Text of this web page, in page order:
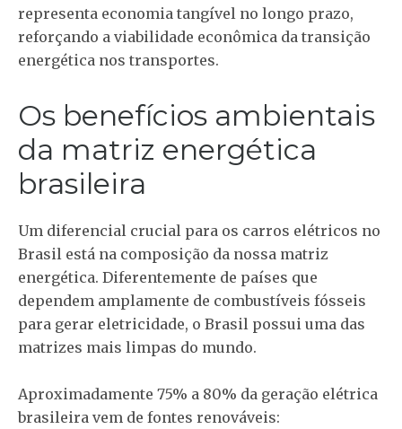
representa economia tangível no longo prazo,
reforçando a viabilidade econômica da transição
energética nos transportes.
Os benefícios ambientais
da matriz energética
brasileira
Um diferencial crucial para os carros elétricos no
Brasil está na composição da nossa matriz
energética. Diferentemente de países que
dependem amplamente de combustíveis fósseis
para gerar eletricidade, o Brasil possui uma das
matrizes mais limpas do mundo.
Aproximadamente 75% a 80% da geração elétrica
brasileira vem de fontes renováveis: